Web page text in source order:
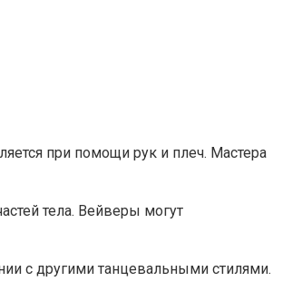
при помощи рук и плеч. Мастера
тела. Вейверы могут
с другими танцевальными стилями.